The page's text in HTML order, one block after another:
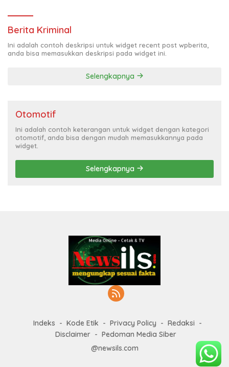
Berita Kriminal
Ini adalah contoh deskripsi untuk widget recent post wpberita,
anda bisa memasukkan deskripsi pada widget ini.
Selengkapnya
Otomotif
Ini adalah contoh keterangan untuk widget dengan kategori
otomotif, anda bisa dengan mudah memasukkannya pada
widget.
Selengkapnya
Indeks Kode Etik Privacy Policy
Redaksi
Disclaimer
Pedoman Media Siber
@newsils.com